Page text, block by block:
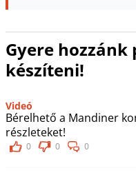
Gyere hozzánk
készíteni!
Videó
Bérelhető a Mandiner
részleteket!
0 0 0